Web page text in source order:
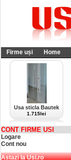
Firme uși Home
Usa sticla Bautek
1.715lei
CONT FIRME USI
Logare
Cont nou
Astazi la Usi.ro